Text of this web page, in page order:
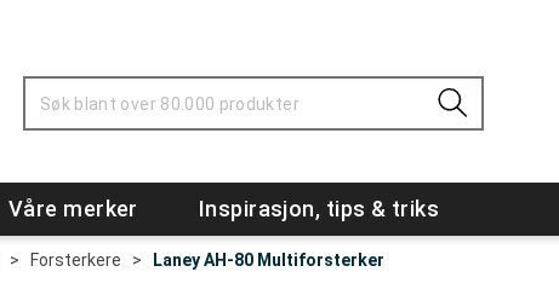
Våre merker Inspirasjon, tips & triks
> Forsterkere > Laney AH-80 Multiforsterker